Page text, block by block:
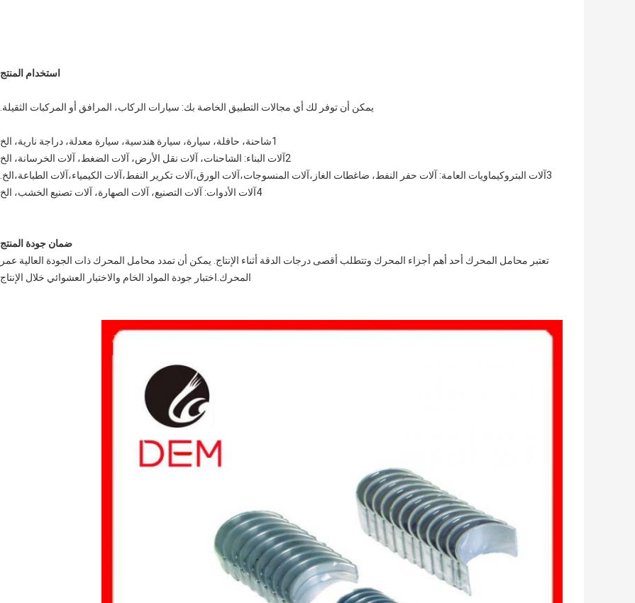
استخدام المنتج
يمكن أن توفر لك أي مجالات التطبيق الخاصة بك: سيارات الركاب، المرافق أو المركبات الثقيلة.
1شاحنة، حافلة، سيارة، سيارة هندسية، سيارة معدلة، دراجة نارية، الخ
2آلات البناء: الشاحنات، آلات نقل الأرض، آلات الضغط، آلات الخرسانة، الخ
3آلات البتروكيماويات العامة: آلات حفر النفط، ضاغطات الغاز،آلات المنسوجات،آلات الورق،آلات تكرير النفط،آلات الكيمياء،آلات الطباعة،الخ.
4آلات الأدوات: آلات التصنيع، آلات الصهارة، آلات تصنيع الخشب، الخ
ضمان جودة المنتج
تعتبر محامل المحرك أحد أهم أجزاء المحرك وتتطلب أقصى درجات الدقة أثناء الإنتاج. يمكن أن تمدد محامل المحرك ذات الجودة العالية عمر
المحرك.اختبار جودة المواد الخام والاختبار العشوائي خلال الإنتاج